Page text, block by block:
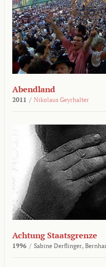
Abendland
2011 / Nikolaus Geyrhalter
Achtung Staatsgrenze
1996 / Sabine Derflinger,